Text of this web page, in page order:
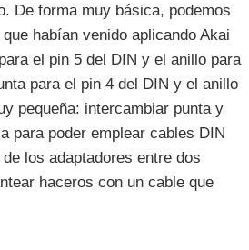
De forma muy básica, podemos
habían venido aplicando Akai
el pin 5 del DIN y el anillo para
para el pin 4 del DIN y el anillo
pequeña: intercambiar punta y
para poder emplear cables DIN
los adaptadores entre dos
haceros con un cable que